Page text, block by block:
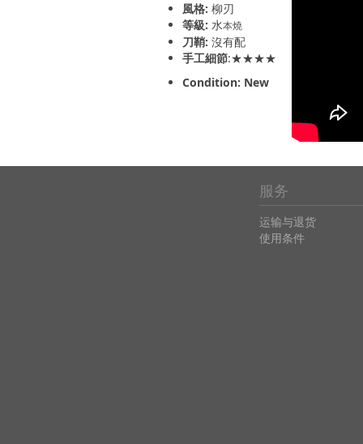
風格: 柳刃
等級: 水本燒
刀鞘: 沒有配
手工細節:★★★★
Condition: New
服务
运输与退货
使用条件